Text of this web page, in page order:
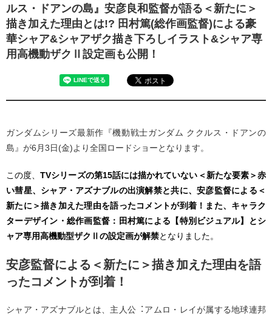
ルス・ドアンの島』安彦良和監督が語る＜新たに＞
描き加えた理由とは!? 田村篤(総作画監督)による豪
華シャア&シャアザク描き下ろしイラスト&シャア専
用高機動ザクⅡ設定画も公開！
ガンダムシリーズ最新作『機動戦士ガンダム ククルス・ドアンの
島』が6月3日(金)より全国ロードショーとなります。
この度、TVシリーズの第15話には描かれていない＜新たな要素＞赤
い彗星、シャア・アズナブルの出演解禁と共に、安彦監督による＜
新たに＞描き加えた理由を語ったコメントが到着！また、キャラク
ターデザイン・総作画監督：田村篤による【特別ビジュアル】とシ
ャア専用高機動型ザクⅡの設定画が解禁となりました。
安彦監督による＜新たに＞描き加えた理由を語
ったコメントが到着！
シャア・アズナブルとは、主人公︓アムロ・レイが属する地球連邦